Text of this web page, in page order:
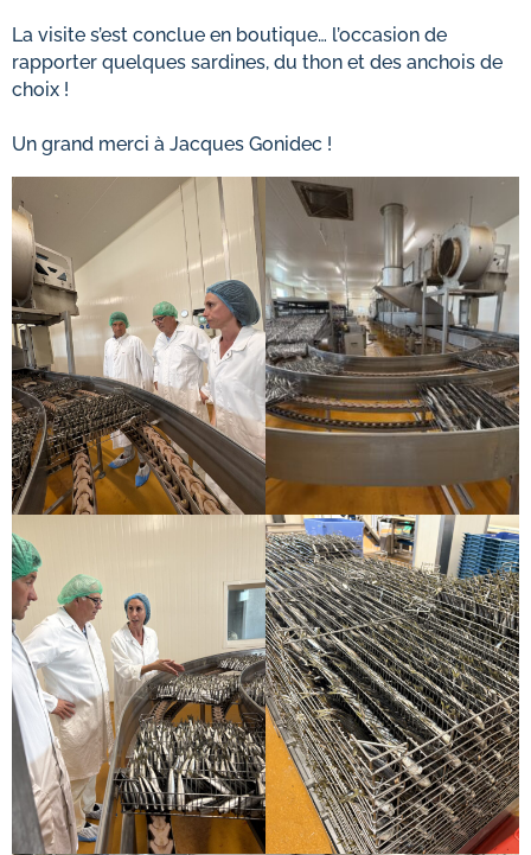
La visite s’est conclue en boutique… l’occasion de
rapporter quelques sardines, du thon et des anchois de
choix !
Un grand merci à Jacques Gonidec !